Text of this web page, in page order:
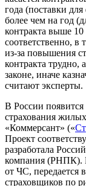
года (поставки
более чем на год
контракта выше
соответственно, в
из-за повышения
контракта трудно,
законе, иначе
считают эксперты.
В России появится
страхования
«Коммерсант» («
Проект
разработала
компания (РНПК).
от ЧС, передается
страховщиков по